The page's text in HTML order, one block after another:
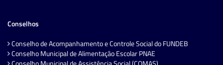
Conselhos
Conselho de Acompanhamento e Controle Social do FUNDEB
Conselho Municipal de Alimentação Escolar PNAE